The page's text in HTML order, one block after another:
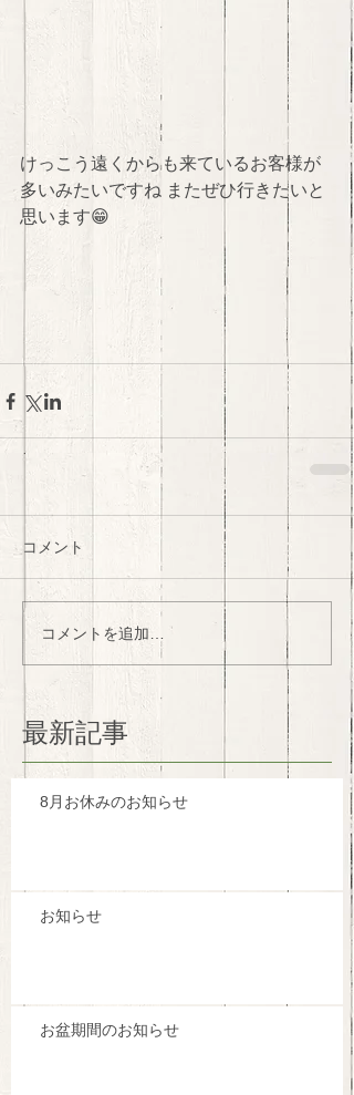
けっこう遠くからも来ているお客様が
多いみたいですね またぜひ行きたいと
思います😁
コメント
コメントを追加…
最新記事
8月お休みのお知らせ
お知らせ
お盆期間のお知らせ